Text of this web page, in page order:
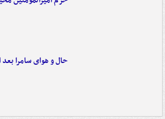
حال و هوای سامرا بعد